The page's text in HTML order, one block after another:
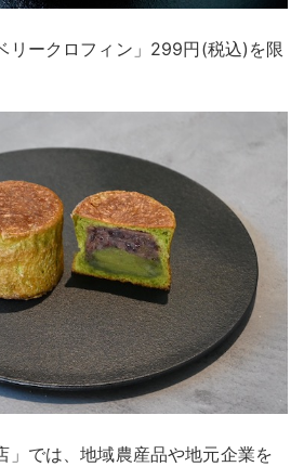
リークロフィン」299円(税込)を限
」では、地域農産品や地元企業を